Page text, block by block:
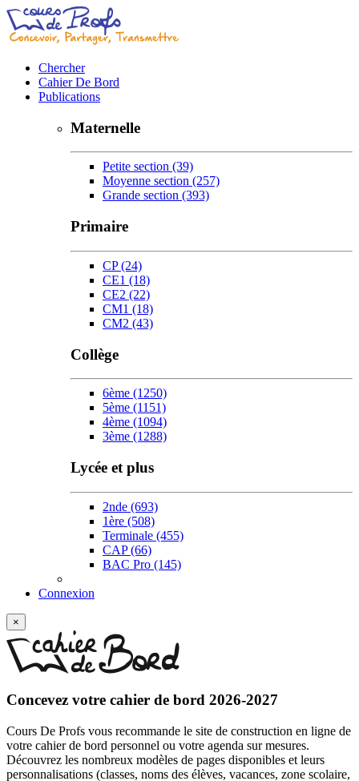
Chercher
Cahier De Bord
Publications
Maternelle
Petite section (39)
Moyenne section (257)
Grande section (393)
Primaire
CP(24)
CE1 (18)
CE2 (22)
CM1 (18)
CM2 (43)
Collège
6ème (1250)
5ème (1151)
4ème (1094)
3ème (1288)
Lycée et plus
2nde (693)
1ère (508)
Terminale (455)
CAP(66)
BAC Pro (145)
Connexion
×
Concevez votre cahier de bord 2026-2027
Cours De Profs vous recommande le site de construction en ligne de
votre cahier de bord personnel ou votre agenda sur mesures.
Découvrez les nombreux modèles de pages disponibles et leurs
personnalisations (classes, noms des élèves, vacances, zone scolaire,